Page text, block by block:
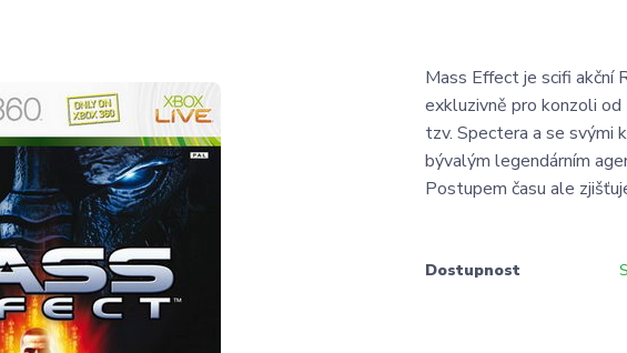
Mass Effect je scifi akční
exkluzivně pro konzoli
tzv. Spectera a se svými
bývalým legendárním
Postupem času ale
Dostupnost